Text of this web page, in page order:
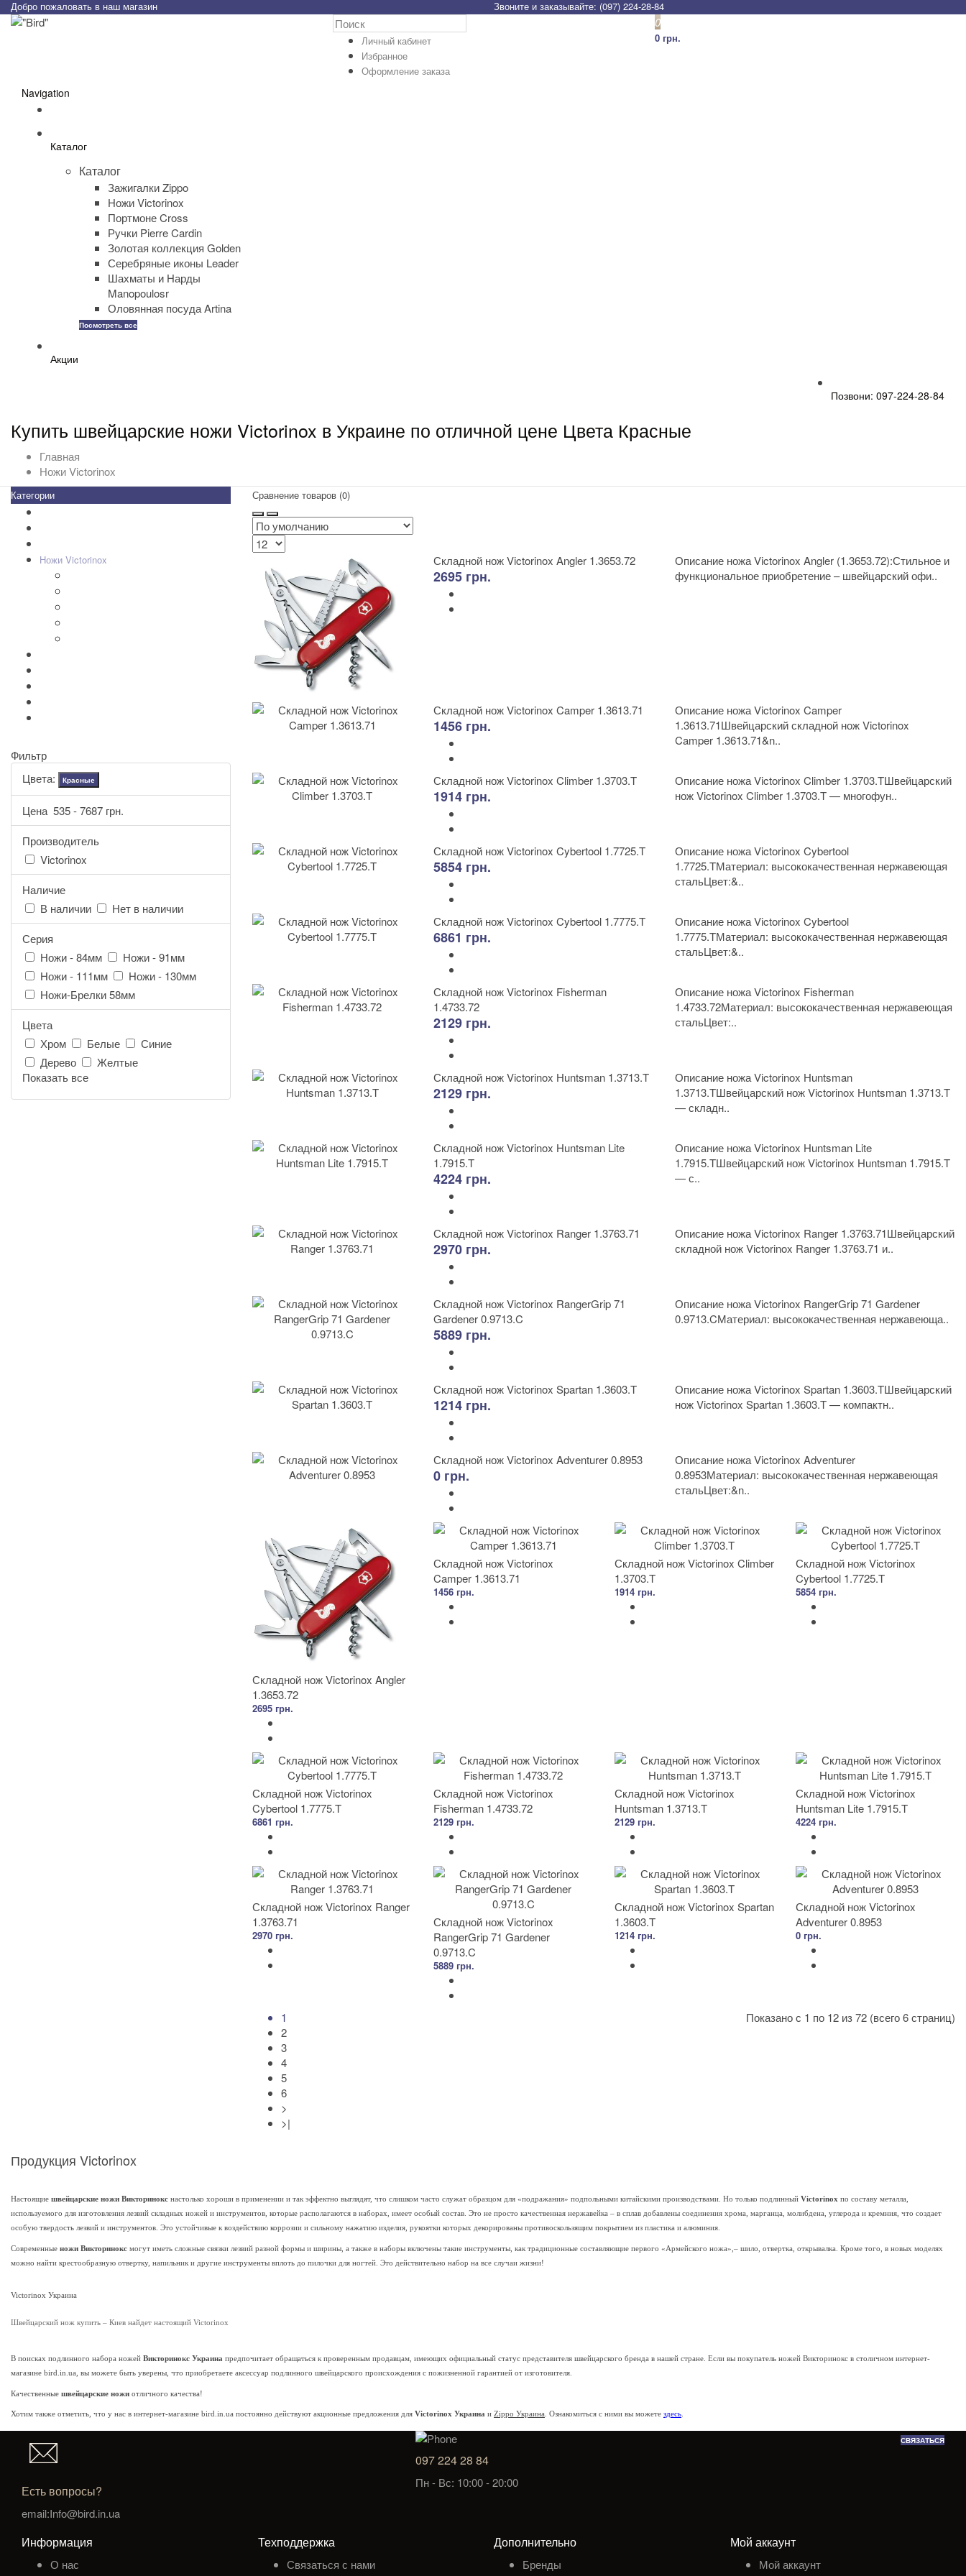
Добро пожаловать в наш магазин Звоните и заказывайте: (097) 224-28-84
Личный кабинет
Избранное
Оформление заказа
0
0 грн.
Navigation
Каталог
Каталог
Зажигалки Zippo
Ножи Victorinox
Портмоне Cross
Ручки Pierre Cardin
Золотая коллекция Golden
Серебряные иконы Leader
Шахматы и Нарды
Manopoulosr
Оловянная посуда Artina
Посмотреть все
Акции
Позвони: 097-224-28-84
Купить швейцарские ножи Victorinox в Украине по отличной цене Цвета Красные
Главная
Ножи Victorinox
Категории
Ножи Victorinox
Фильтр
Цвета:
Красные
Цена 535-7687 грн.
Производитель
Victorinox
Наличие
В наличии
Нет в наличии
Серия
Ножи - 84мм
Ножи - 91мм
Ножи - 111мм
Ножи - 130мм
Ножи-Брелки 58мм
Цвета
Хром
Белые
Синие
Дерево
Желтые
Показать все
Сравнение товаров (0)
Складной нож Victorinox Angler 1.3653.72
2695 грн.
Описание ножа Victorinox Angler (1.3653.72):Стильное и
функциональное приобретение – швейцарский офи..
Складной нож Victorinox Camper 1.3613.71
1456 грн.
Описание ножа Victorinox Camper
1.3613.71Швейцарский складной нож Victorinox
Camper 1.3613.71&n..
Складной нож Victorinox Climber 1.3703.T
1914 грн.
Описание ножа Victorinox Climber 1.3703.TШвейцарский
нож Victorinox Climber 1.3703.T — многофун..
Складной нож Victorinox Cybertool 1.7725.T
5854 грн.
Описание ножа Victorinox Cybertool
1.7725.TМатериал: высококачественная нержавеющая
стальЦвет:&..
Складной нож Victorinox Cybertool 1.7775.T
6861 грн.
Описание ножа Victorinox Cybertool
1.7775.TМатериал: высококачественная нержавеющая
стальЦвет:&..
Складной нож Victorinox Fisherman
1.4733.72
2129 грн.
Описание ножа Victorinox Fisherman
1.4733.72Материал: высококачественная нержавеющая
стальЦвет:..
Складной нож Victorinox Huntsman 1.3713.T
2129 грн.
Описание ножа Victorinox Huntsman
1.3713.TШвейцарский нож Victorinox Huntsman 1.3713.T
— складн..
Складной нож Victorinox Huntsman Lite
1.7915.T
4224 грн.
Описание ножа Victorinox Huntsman Lite
1.7915.TШвейцарский нож Victorinox Huntsman 1.7915.T
— с..
Складной нож Victorinox Ranger 1.3763.71
2970 грн.
Описание ножа Victorinox Ranger 1.3763.71Швейцарский
складной нож Victorinox Ranger 1.3763.71 и..
Складной нож Victorinox RangerGrip 71
Gardener 0.9713.C
5889 грн.
Описание ножа Victorinox RangerGrip 71 Gardener
0.9713.CМатериал: высококачественная нержавеюща..
Складной нож Victorinox Spartan 1.3603.T
1214 грн.
Описание ножа Victorinox Spartan 1.3603.TШвейцарский
нож Victorinox Spartan 1.3603.T — компактн..
Складной нож Victorinox Adventurer 0.8953
0 грн.
Описание ножа Victorinox Adventurer
0.8953Материал: высококачественная нержавеющая
стальЦвет:&n..
Складной нож Victorinox Angler
1.3653.72
2695 грн.
Складной нож Victorinox
Camper 1.3613.71
1456 грн.
Складной нож Victorinox Climber
1.3703.T
1914 грн.
Складной нож Victorinox
Cybertool 1.7725.T
5854 грн.
Складной нож Victorinox
Cybertool 1.7775.T
6861 грн.
Складной нож Victorinox
Fisherman 1.4733.72
2129 грн.
Складной нож Victorinox
Huntsman 1.3713.T
2129 грн.
Складной нож Victorinox
Huntsman Lite 1.7915.T
4224 грн.
Складной нож Victorinox Ranger
1.3763.71
2970 грн.
Складной нож Victorinox
RangerGrip 71 Gardener
0.9713.C
5889 грн.
Складной нож Victorinox Spartan
1.3603.T
1214 грн.
Складной нож Victorinox
Adventurer 0.8953
0 грн.
1
2
3
4
5
6
>
>|
Показано с 1 по 12 из 72 (всего 6 страниц)
Продукция Victorinox
Настоящие швейцарские ножи Викторинокс настолько хороши в применении и так эффектно выглядят, что слишком часто служат образцом для «подражания» подпольными китайскими производствами. Но только подлинный Victorinox по составу металла,
используемого для изготовления лезвий складных ножей и инструментов, которые располагаются в наборах, имеет особый состав. Это не просто качественная нержавейка – в сплав добавлены соединения хрома, марганца, молибдена, углерода и кремния, что создает
особую твердость лезвий и инструментов. Это устойчивые к воздействию коррозии и сильному нажатию изделия, рукоятки которых декорированы противоскользящим покрытием из пластика и алюминия.
Современные ножи Викторинокс могут иметь сложные связки лезвий разной формы и ширины, а также в наборы включены такие инструменты, как традиционные составляющие первого «Армейского ножа»,– шило, отвертка, открывалка. Кроме того, в новых моделях
можно найти крестообразную отвертку, напильник и другие инструменты вплоть до пилочки для ногтей. Это действительно набор на все случаи жизни!
Victorinox Украина
Швейцарский нож купить – Киев найдет настоящий Victorinox
В поисках подлинного набора ножей Викторинокс Украина предпочитает обращаться к проверенным продавцам, имеющих официальный статус представителя швейцарского бренда в нашей стране. Если вы покупатель ножей Викторинокс в столичном интернет-
магазине bird.in.ua, вы можете быть уверены, что приобретаете аксессуар подлинного швейцарского происхождения с пожизненной гарантией от изготовителя.
Качественные швейцарские ножи отличного качества!
Хотим также отметить, что у нас в интернет-магазине bird.in.ua постоянно действуют акционные предложения для Victorinox Украина и Zippo Украина . Ознакомиться с ними вы можете здесь
Есть вопросы?
email:Info@bird.in.ua
097 224 28 84
Пн - Вс: 10:00 - 20:00
СВЯЗАТЬСЯ
Информация
О нас
Техподдержка
Связаться с нами
Дополнительно
Бренды
Мой аккаунт
Мой аккаунт